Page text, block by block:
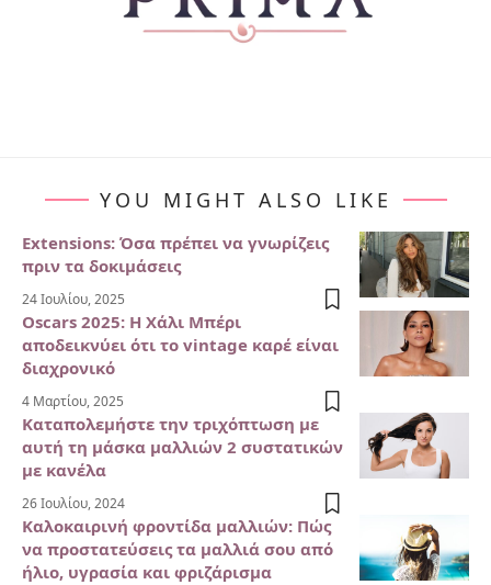
YOU MIGHT ALSO LIKE
Extensions: Όσα πρέπει να γνωρίζεις
πριν τα δοκιμάσεις
24 Ιουλίου, 2025
Oscars 2025: Η Χάλι Μπέρι
αποδεικνύει ότι το vintage καρέ είναι
διαχρονικό
4 Μαρτίου, 2025
Καταπολεμήστε την τριχόπτωση με
αυτή τη μάσκα μαλλιών 2 συστατικών
με κανέλα
26 Ιουλίου, 2024
Καλοκαιρινή φροντίδα μαλλιών: Πώς
να προστατεύσεις τα μαλλιά σου από
ήλιο, υγρασία και φριζάρισμα